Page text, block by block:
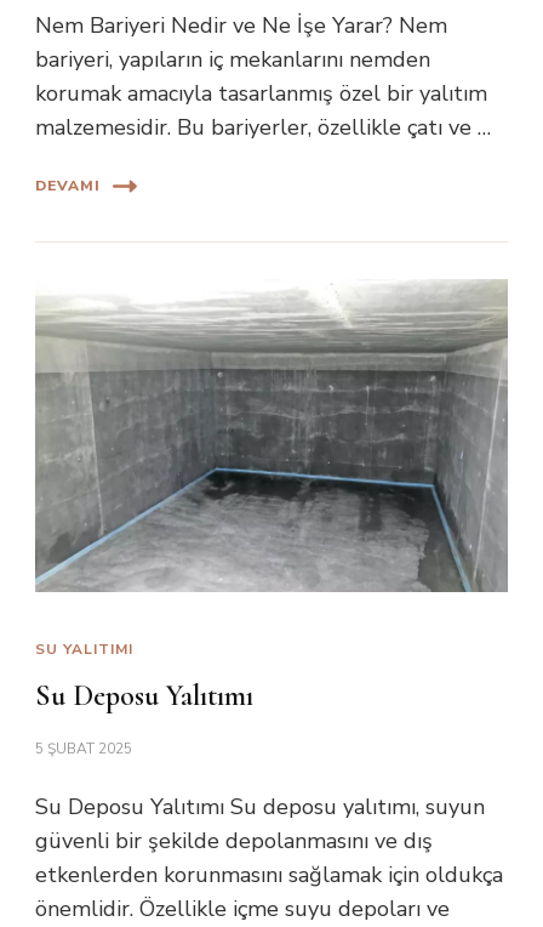
Nem Bariyeri Nedir ve Ne İşe Yarar? Nem
bariyeri, yapıların iç mekanlarını nemden
korumak amacıyla tasarlanmış özel bir yalıtım
malzemesidir. Bu bariyerler, özellikle çatı ve …
DEVAMI
SU YALITIMI
Su Deposu Yalıtımı
5 ŞUBAT 2025
Su Deposu Yalıtımı Su deposu yalıtımı, suyun
güvenli bir şekilde depolanmasını ve dış
etkenlerden korunmasını sağlamak için oldukça
önemlidir. Özellikle içme suyu depoları ve